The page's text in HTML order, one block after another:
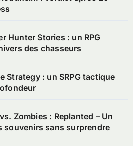
Hunter Stories : un RPG
des chasseurs
Strategy : un SRPG tactique
Zombies : Replanted – Un
souvenirs sans surprendre